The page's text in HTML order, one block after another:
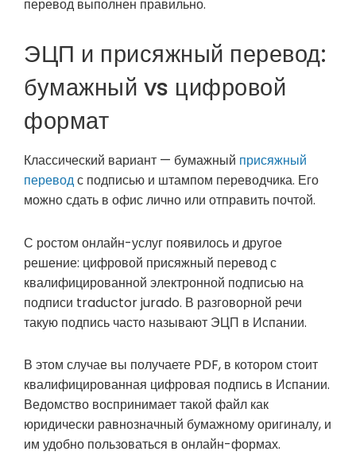
перевод выполнен правильно.
ЭЦП и присяжный перевод:
бумажный vs цифровой
формат
Классический вариант — бумажный присяжный
переводс подписью и штампом переводчика. Его
можно сдать в офис лично или отправить почтой.
С ростом онлайн-услуг появилось и другое
решение: цифровой присяжный перевод с
квалифицированной электронной подписью на
подписи traductor jurado. В разговорной речи
такую подпись часто называют ЭЦП в Испании.
В этом случае вы получаете PDF, в котором стоит
квалифицированная цифровая подпись в Испании.
Ведомство воспринимает такой файл как
юридически равнозначный бумажному оригиналу, и
им удобно пользоваться в онлайн-формах.